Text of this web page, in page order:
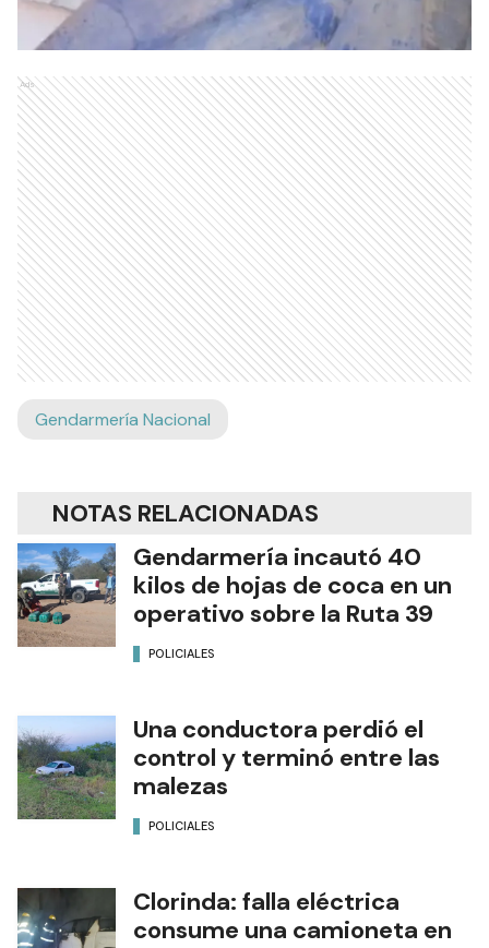
Ads
Gendarmería Nacional
NOTAS RELACIONADAS
Gendarmería incautó 40
kilos de hojas de coca en un
operativo sobre la Ruta 39
POLICIALES
Una conductora perdió el
control y terminó entre las
malezas
POLICIALES
Clorinda: falla eléctrica
consume una camioneta en